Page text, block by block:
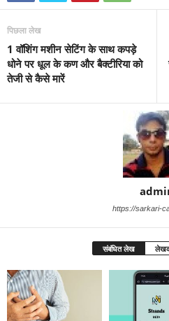
पिछला लेख
1 वॉशिंग मशीन सेटिंग के साथ कपड़े
धोने पर धूल के कण और बैक्टीरिया को
तेजी से कैसे मारें
https://sarkari-
संबंधित लेख